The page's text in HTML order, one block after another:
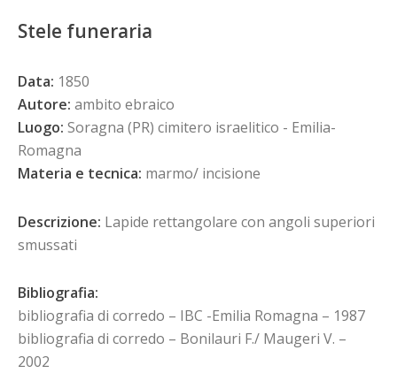
Stele funeraria
Data: 1850
Autore: ambito ebraico
Luogo: Soragna (PR) cimitero israelitico - Emilia-
Romagna
Materia e tecnica: marmo/ incisione
Descrizione: Lapide rettangolare con angoli superiori
smussati
Bibliografia:
bibliografia di corredo – IBC -Emilia Romagna – 1987
bibliografia di corredo – Bonilauri F./ Maugeri V. –
2002